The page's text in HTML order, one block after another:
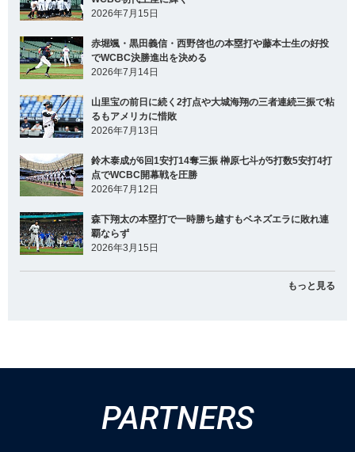
2026年7月15日
赤堀颯・黒田義信・西野啓也の本塁打や藤本士生の好投
でWCBC決勝進出を決める
2026年7月14日
山里宝の前日に続く2打点や大城海翔の三者連続三振で粘
るもアメリカに惜敗
2026年7月13日
鈴木泰成が6回1安打14奪三振 榊原七斗が5打数5安打4打
点でWCBC開幕戦を圧勝
2026年7月12日
森下翔太の本塁打で一時勝ち越すもベネズエラに敗れ連
覇ならず
2026年3月15日
もっと見る
PARTNERS